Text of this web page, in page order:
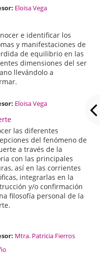
Eloisa Vega
e identificar los
y manifestaciones de
de equilibrio en las
dimensiones del ser
llevándolo a
Eloisa Vega
las diferentes
del fenómeno de
a través de la
con las principales
así en las corrientes
integrarlas en la
y/o confirmación
filosofía personal de la
Mtra. Patricia Fierros